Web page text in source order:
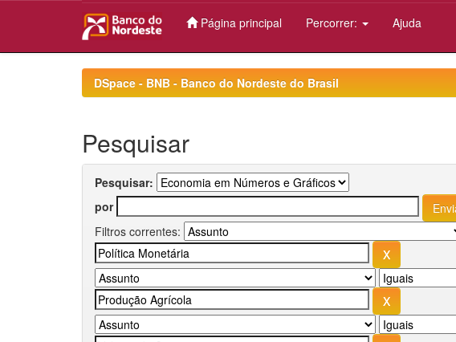
Página principal Percorrer: Ajuda
DSpace - BNB - Banco do Nordeste do Brasil
Pesquisar
Pesquisar:
por
Filtros correntes: